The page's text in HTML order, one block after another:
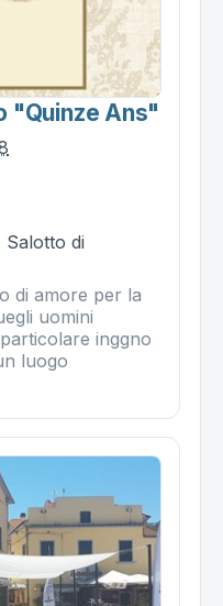
"quinze Ans"
di
di amore per la
uomini
inggno
luogo